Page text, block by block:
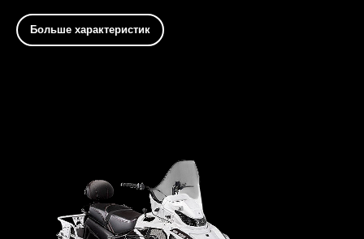
Больше характеристик